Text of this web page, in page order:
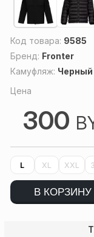
Код товара: 9585
Бренд: Fronter
Камуфляж: Черный
Цена
300
L XL XXL
В КОРЗИНУ